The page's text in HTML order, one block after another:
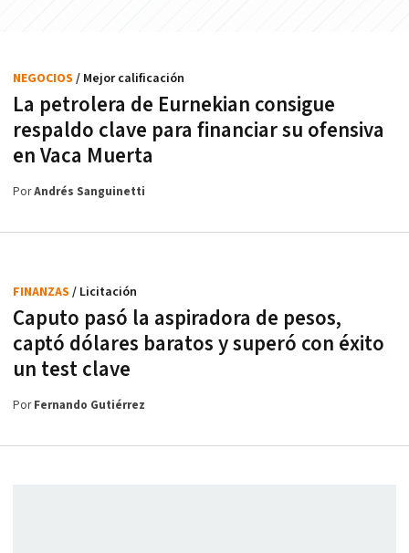
La petrolera de Eurnekian consigue
respaldo clave para financiar su ofensiva
en Vaca Muerta
NEGOCIOS / Mejor calificación
PorAndrés Sanguinetti
Caputo pasó la aspiradora de pesos,
captó dólares baratos y superó con éxito
un test clave
FINANZAS / Licitación
PorFernando Gutiérrez